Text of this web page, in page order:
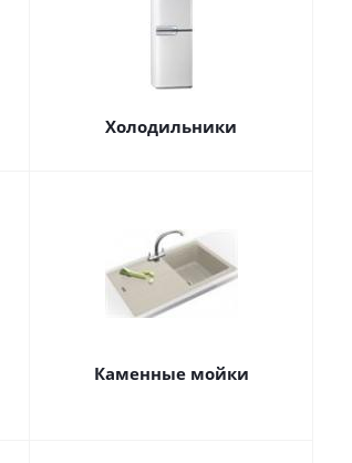
Холодильники
Каменные мойки